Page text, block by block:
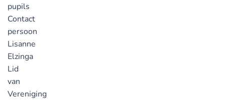
pupils
Contact
persoon
Lisanne
Elzinga
Lid
van
Vereniging